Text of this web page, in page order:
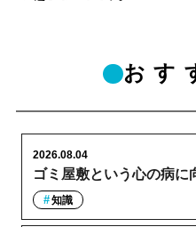
おす
ゴミ屋敷という心の病に
2026.08.04
知識